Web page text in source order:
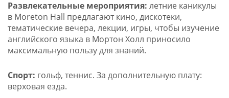
Развлекательные мероприятия: летние каникулы
в Moreton Hall предлагают кино, дискотеки,
тематические вечера, лекции, игры, чтобы изучение
английского языка в Мортон Холл приносило
максимальную пользу для знаний.
Спорт: гольф, теннис. За дополнительную плату:
верховая езда.